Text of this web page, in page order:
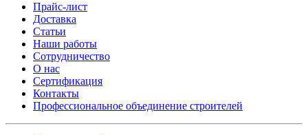
Прайс-лист
Доставка
Статьи
Наши работы
Сотрудничество
О нас
Сертификация
Контакты
Профессиональное объединение строителей